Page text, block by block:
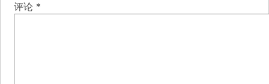
评论 *